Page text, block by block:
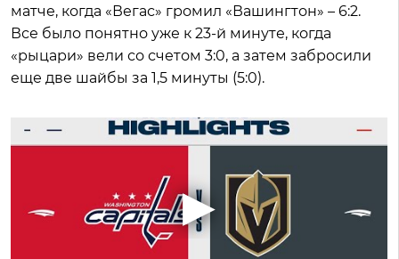
матче, когда «Вегас» громил «Вашингтон» – 6:2.
Все было понятно уже к 23-й минуте, когда
«рыцари» вели со счетом 3:0, а затем забросили
еще две шайбы за 1,5 минуты (5:0).